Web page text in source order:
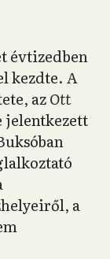
évtizedben
kezdte. A
azOtt
jelentkezett
a